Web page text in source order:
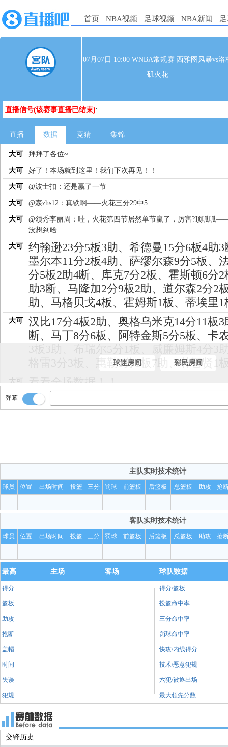
首页 NBA视频 足球视频 NBA新闻
07月07日 10:00 WNBA常规赛 西雅图风暴vs洛
矶火花
直播信号(该赛事直播已结束):
直播 数据 竞猜 集锦
大可 拜拜了各位~
大可 好了！本场就到这里！我们下次再见！！
大可 @波士扣：还是赢了一节
大可 @森zhs12：真铁啊——火花三分29中5
大可
@领秀李丽周：哇，火花第四节居然单节赢了，厉害?顶呱呱
没想到哈
大可
约翰逊23分5板3助、希德曼15分6板4助3
墨尔本11分2板4助、萨缪尔森9分5板、
分5板2助4断、库克7分2板、霍斯顿6分2
助3断、马隆加2分9板2助、道尔森2分2
助、马格贝戈4板、霍姆斯1板、蒂埃里1
大可
汉比17分4板2助、奥格乌米克14分11板3
断、马丁8分6板、阿特金斯5分5板、卡
格雷3分3板、惠勒3分1板7助、朴智贤1
大可 看看全场数据！！
大可 全场结束！！风暴82-64火花！！
大可 第二罚不中！
大可
第一罚命中！！[洛杉矶火花64-82西雅
暴]
大可 马丁上罚球线！！
大可 6.8秒！！
球迷房间 彩民房间
弹幕
主队实时技术统计
球员 位置 出场时间 投篮 三分 罚球 前篮板 后篮板 总篮板 助攻 抢
客队实时技术统计
球员 位置 出场时间 投篮 三分 罚球 前篮板 后篮板 总篮板 助攻 抢
最高 主场 客场
得分
篮板
助攻
抢断
盖帽
时间
失误
犯规
球队数据
得分/篮板
投篮命中率
三分命中率
罚球命中率
快攻/内线得分
技术/恶意犯规
六犯/被逐出场
最大领先分数
交锋历史